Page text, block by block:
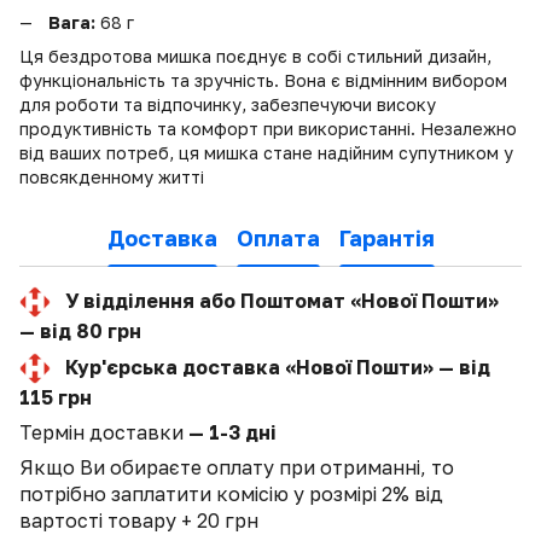
Вага: 68 г
Ця бездротова мишка поєднує в собі стильний дизайн,
функціональність та зручність. Вона є відмінним вибором
для роботи та відпочинку, забезпечуючи високу
продуктивність та комфорт при використанні. Незалежно
від ваших потреб, ця мишка стане надійним супутником у
повсякденному житті
Доставка Оплата Гарантія
У відділення або Поштомат «Нової Пошти»
— від 80 грн
Кур'єрська доставка «Нової Пошти» — від
115 грн
Термін доставки — 1-3 дні
Якщо Ви обираєте оплату при отриманні, то
потрібно заплатити комісію у розмірі 2% від
вартості товару + 20 грн